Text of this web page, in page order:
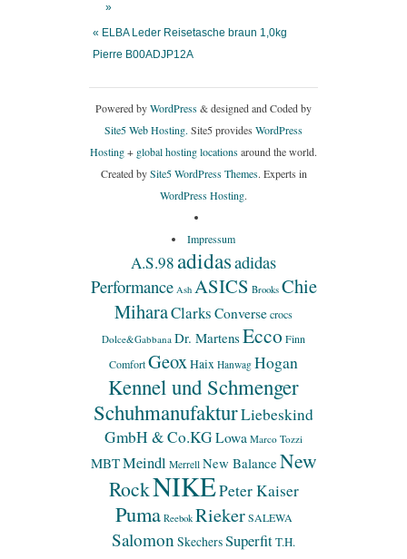
»
« ELBA Leder Reisetasche braun 1,0kg
Pierre B00ADJP12A
Powered byWordPress& designed and Coded by
Site5 Web Hosting. Site5 provides WordPress
Hosting+ global hosting locationsaround the world.
Created bySite5 WordPress Themes. Experts in
WordPress Hosting.
Impressum
A.S.98adidasadidas
Performance Ash ASICS Brooks Chie
MiharaClarks Conversecrocs
Dolce&Gabbana Dr. MartensEccoFinn
ComfortGeoxHaix Hanwag Hogan
Kennel und Schmenger
SchuhmanufakturLiebeskind
GmbH & Co.KG Lowa Marco Tozzi
MBTMeindl Merrell New Balance New
RockNIKEPeter Kaiser
Puma Reebok Rieker SALEWA
Salomon SkechersSuperfitT.H.